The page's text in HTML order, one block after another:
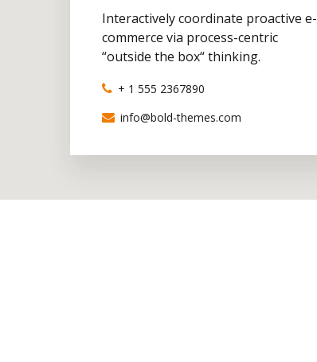
Interactively coordinate proactive e-
commerce via process-centric
“outside the box“ thinking.
+ 1 555 2367890
info@bold-themes.com